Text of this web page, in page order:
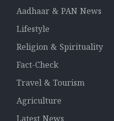
Aadhaar & PAN News
Lifestyle
Religion & Spirituality
Fact-Check
Travel & Tourism
Agriculture